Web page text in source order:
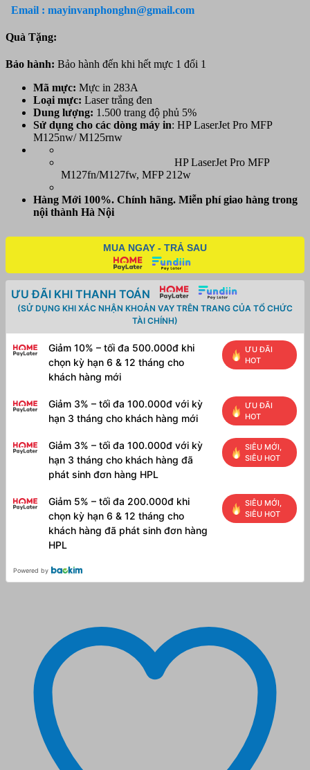
trắng
283A
-
cho
LaserJet
M201n/201dw,
M225dn/M225dw/
Pro
Canon
LBP151dw
Canon
số
lượng
Email : mayinvanphonghn@gmail.com
Quà Tặng:
Bảo hành: Bảo hành đến khi hết mực 1 đổi 1
Mã mực: Mực in 283A
Loại mực: Laser trắng đen
Dung lượng: 1.500 trang độ phủ 5%
Sử dụng cho các dòng máy in: HP LaserJet Pro MFP
M125nw/ M125rnw
HP LaserJet Pro MFP
M127fn/M127fw, MFP 212w
Hàng Mới 100%. Chính hãng. Miễn phí giao hàng trong
nội thành Hà Nội
MUA NGAY - TRẢ SAU
ƯU ĐÃI KHI THANH TOÁN
(SỬ DỤNG KHI XÁC NHẬN KHOẢN VAY TRÊN TRANG CỦA TỔ CHỨC
TÀI CHÍNH)
Giảm 10% – tối đa 500.000đ khi
chọn kỳ hạn 6 & 12 tháng cho
khách hàng mới
ƯU ĐÃI
HOT
Giảm 3% – tối đa 100.000đ với kỳ
hạn 3 tháng cho khách hàng mới
ƯU ĐÃI
HOT
Giảm 3% – tối đa 100.000đ với kỳ
hạn 3 tháng cho khách hàng đã
phát sinh đơn hàng HPL
SIÊU MỚI,
SIÊU HOT
Giảm 5% – tối đa 200.000đ khi
chọn kỳ hạn 6 & 12 tháng cho
khách hàng đã phát sinh đơn hàng
HPL
SIÊU MỚI,
SIÊU HOT
Powered by